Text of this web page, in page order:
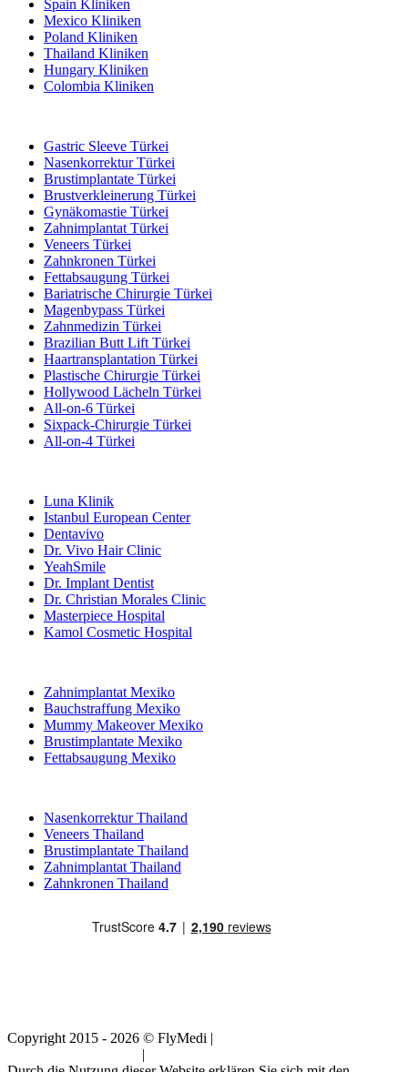
Spain Kliniken
Mexico Kliniken
Poland Kliniken
Thailand Kliniken
Hungary Kliniken
Colombia Kliniken
Gastric Sleeve Türkei
Nasenkorrektur Türkei
Brustimplantate Türkei
Brustverkleinerung Türkei
Gynäkomastie Türkei
Zahnimplantat Türkei
Veneers Türkei
Zahnkronen Türkei
Fettabsaugung Türkei
Bariatrische Chirurgie Türkei
Magenbypass Türkei
Zahnmedizin Türkei
Brazilian Butt Lift Türkei
Haartransplantation Türkei
Plastische Chirurgie Türkei
Hollywood Lächeln Türkei
All-on-6 Türkei
Sixpack-Chirurgie Türkei
All-on-4 Türkei
Luna Klinik
Istanbul European Center
Dentavivo
Dr. Vivo Hair Clinic
YeahSmile
Dr. Implant Dentist
Dr. Christian Morales Clinic
Masterpiece Hospital
Kamol Cosmetic Hospital
Zahnimplantat Mexiko
Bauchstraffung Mexiko
Mummy Makeover Mexiko
Brustimplantate Mexiko
Fettabsaugung Mexiko
Nasenkorrektur Thailand
Veneers Thailand
Brustimplantate Thailand
Zahnimplantat Thailand
Zahnkronen Thailand
Copyright 2015 - 2026 © FlyMedi |
|